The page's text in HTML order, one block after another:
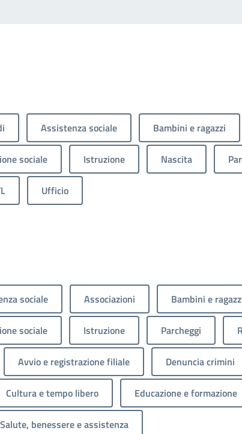
Assistenza sociale Bambini e ragazzi
sociale Istruzione Nascita
Ufficio
sociale Associazioni Bambini e
sociale Istruzione Parcheggi
Avvio e registrazione filiale Denuncia crimini
Cultura e tempo libero Educazione e formazione
Salute, benessere e assistenza